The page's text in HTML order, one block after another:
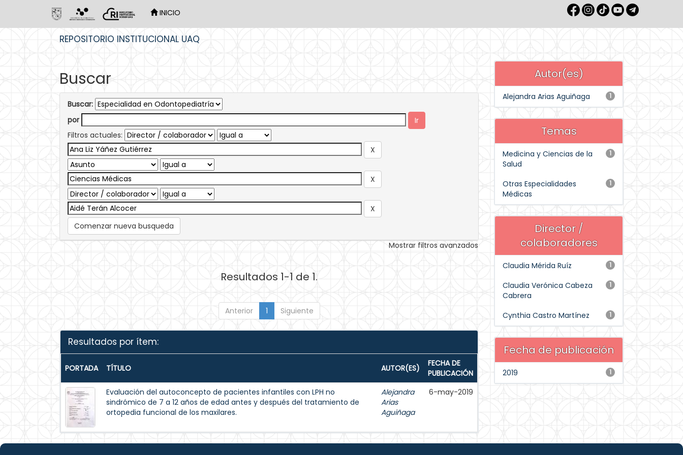
INICIO
REPOSITORIO INSTITUCIONAL UAQ
Buscar
Buscar:
por
Filtros actuales:
Comenzar nueva busqueda
Mostrar filtros avanzados
Resultados 1-1 de 1.
Anterior 1 Siguiente
Resultados por ítem:
PORTADA TÍTULO AUTOR(ES)
FECHA DE
PUBLICACIÓN
Evaluación del autoconcepto de pacientes infantiles con LPH no
sindrómico de 7 a 12 años de edad antes y después del tratamiento de
ortopedia funcional de los maxilares.
Alejandra
Arias
Aguiñaga
6-may-2019
Autor(es)
1
Alejandra Arias Aguiñaga
Temas
1
Medicina y Ciencias de la
Salud
1
Otras Especialidades
Médicas
Director /
colaboradores
1
Claudia Mérida Ruíz
1
Claudia Verónica Cabeza
Cabrera
1
Cynthia Castro Martínez
Fecha de publicación
1
2019